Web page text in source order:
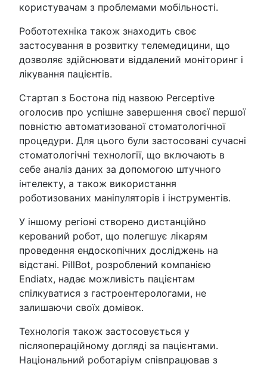
користувачам з проблемами мобільності.
Робототехніка також знаходить своє
застосування в розвитку телемедицини, що
дозволяє здійснювати віддалений моніторинг і
лікування пацієнтів.
Стартап з Бостона під назвою Perceptive
оголосив про успішне завершення своєї першої
повністю автоматизованої стоматологічної
процедури. Для цього були застосовані сучасні
стоматологічні технології, що включають в
себе аналіз даних за допомогою штучного
інтелекту, а також використання
роботизованих маніпуляторів і інструментів.
У іншому регіоні створено дистанційно
керований робот, що полегшує лікарям
проведення ендоскопічних досліджень на
відстані. PillBot, розроблений компанією
Endiatx, надає можливість пацієнтам
спілкуватися з гастроентерологами, не
залишаючи своїх домівок.
Технологія також застосовується у
післяопераційному догляді за пацієнтами.
Національний роботаріум співпрацював з